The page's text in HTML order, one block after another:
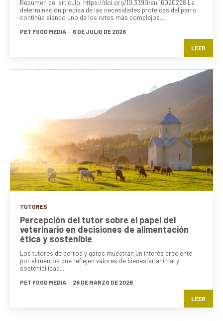
Resumen del artículo: https://doi.org/10.3390/ani16020228 La
determinación precisa de las necesidades proteicas del perro
continúa siendo uno de los retos más complejos...
PET FOOD MEDIA - 6 DE JULIO DE 2026
LEER
TUTORES
Percepción del tutor sobre el papel del
veterinario en decisiones de alimentación
ética y sostenible
Los tutores de perros y gatos muestran un interés creciente
por alimentos que reflejen valores de bienestar animal y
sostenibilidad...
PET FOOD MEDIA - 26 DE MARZO DE 2026
LEER